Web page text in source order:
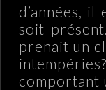
d’années,
soit
prenait un
comportant